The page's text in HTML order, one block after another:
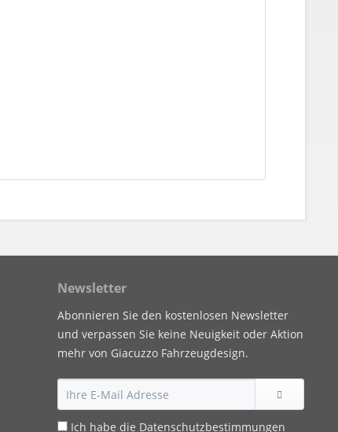
Newsletter
Abonnieren Sie den kostenlosen Newsletter
und verpassen Sie keine Neuigkeit oder Aktion
mehr von Giacuzzo Fahrzeugdesign.
Ich habe die Datenschutzbestimmungen